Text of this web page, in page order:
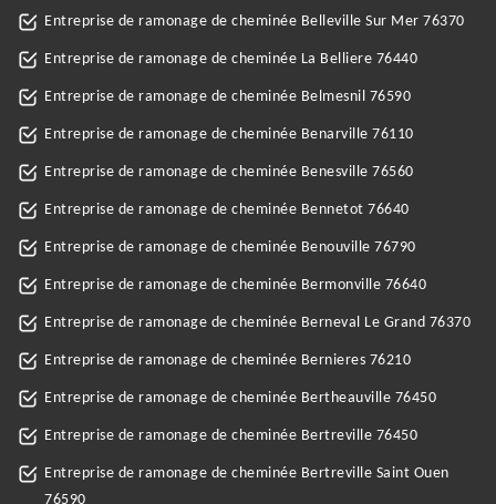
Entreprise de ramonage de cheminée Belleville Sur Mer 76370
Entreprise de ramonage de cheminée La Belliere 76440
Entreprise de ramonage de cheminée Belmesnil 76590
Entreprise de ramonage de cheminée Benarville 76110
Entreprise de ramonage de cheminée Benesville 76560
Entreprise de ramonage de cheminée Bennetot 76640
Entreprise de ramonage de cheminée Benouville 76790
Entreprise de ramonage de cheminée Bermonville 76640
Entreprise de ramonage de cheminée Berneval Le Grand 76370
Entreprise de ramonage de cheminée Bernieres 76210
Entreprise de ramonage de cheminée Bertheauville 76450
Entreprise de ramonage de cheminée Bertreville 76450
Entreprise de ramonage de cheminée Bertreville Saint Ouen
76590